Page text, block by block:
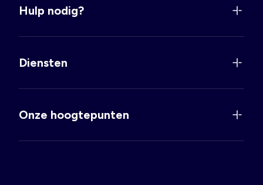
Hulp nodig?
Diensten
Onze hoogtepunten